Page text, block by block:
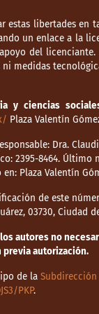
estas libertades
un enlace a la
del licenciante.
medidas
y ciencias
Plaza Valentín
Dra.
2395-8464.
Plaza Valentín
de este
03730, Ciudad
autores no
previa autorización.
de la Subdirección
PKP.